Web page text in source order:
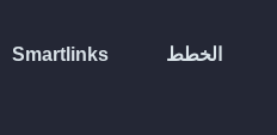
Smartlinks الخطط